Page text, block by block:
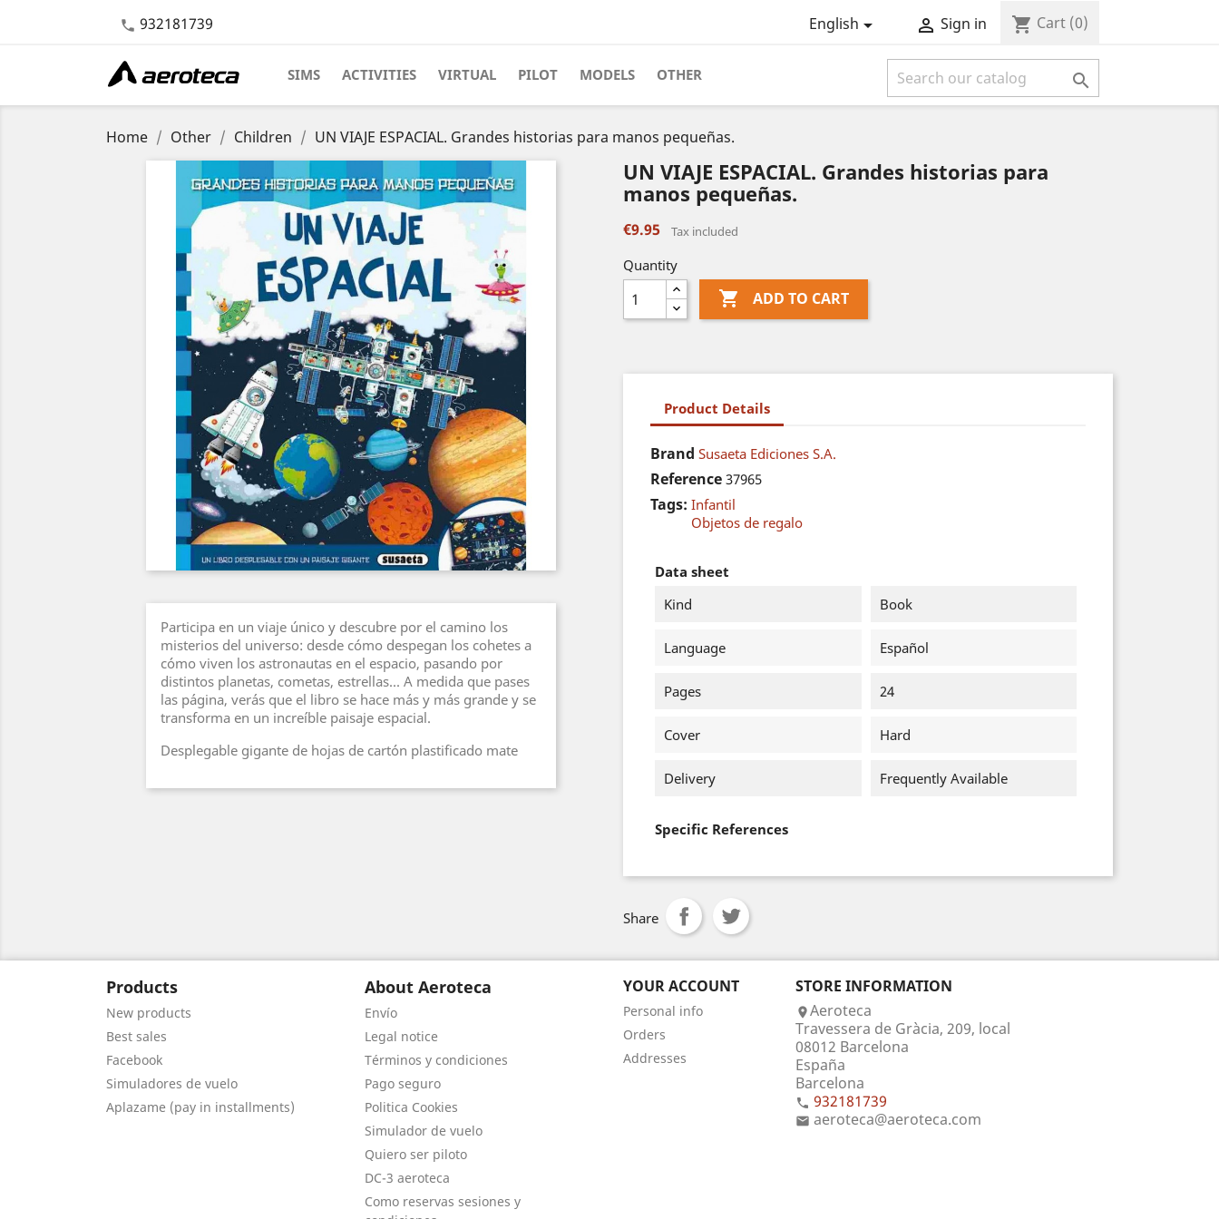
 932181739 English  Sign in shopping_cart Cart (0)
SIMS ACTIVITIES VIRTUAL PILOT MODELS OTHER 
Home Other Children UN VIAJE ESPACIAL. Grandes historias para manos pequeñas.
Participa en un viaje único y descubre por el camino los
misterios del universo: desde cómo despegan los cohetes a
cómo viven los astronautas en el espacio, pasando por
distintos planetas, cometas, estrellas... A medida que pases
las página, verás que el libro se hace más y más grande y se
transforma en un increíble paisaje espacial.
Desplegable gigante de hojas de cartón plastificado mate
UN VIAJE ESPACIAL. Grandes historias para
manos pequeñas.
€9.95 Tax included
Quantity
 ADD TO CART
Product Details
Brand Susaeta Ediciones S.A.
Reference 37965
Tags: Infantil
Objetos de regalo
Data sheet
Kind
Book
Language Español
Pages 24
Cover Hard
Delivery Frequently Available
Specific References
Share
Products
New products
Best sales
Facebook
Simuladores de vuelo
Aplazame (pay in installments)
About Aeroteca
Envío
Legal notice
Términos y condiciones
Pago seguro
Politica Cookies
Simulador de vuelo
Quiero ser piloto
DC-3 aeroteca
Como reservas sesiones y
YOUR ACCOUNT
Personal info
Orders
Addresses
STORE INFORMATION
Aeroteca
Travessera de Gràcia, 209, local
08012 Barcelona
España
Barcelona
 932181739
 aeroteca@aeroteca.com